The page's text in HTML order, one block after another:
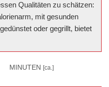
Qualitäten zu schätzen:
mit gesunden
oder gegrillt, bietet
MINUTEN [ca.]